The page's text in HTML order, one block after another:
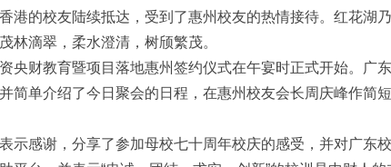
港的校友陆续抵达，受到了惠州校友的热情接待。红花湖
林滴翠，柔水澄清，树颀繁茂。
央财教育暨项目落地惠州签约仪式在午宴时正式开始。广
简单介绍了今日聚会的日程，在惠州校友会长周庆峰作简
示感谢，分享了参加母校七十周年校庆的感受，并对广东